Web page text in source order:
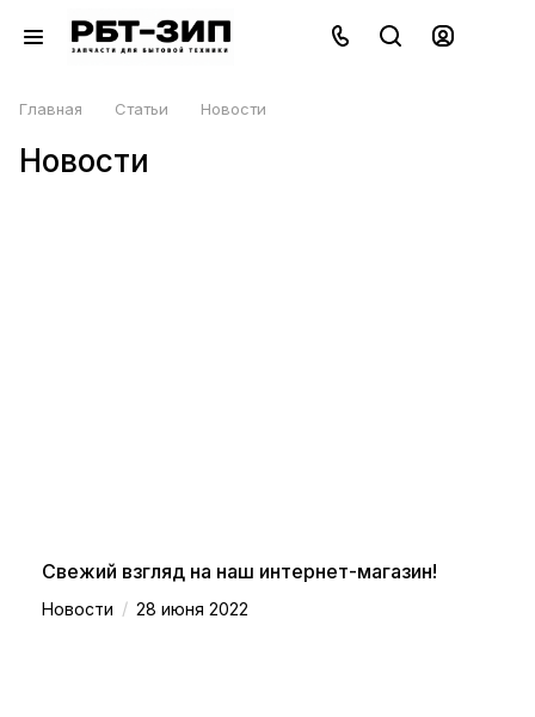
Главная Статьи Новости
Новости
Свежий взгляд на наш интернет-магазин!
Новости / 28 июня 2022